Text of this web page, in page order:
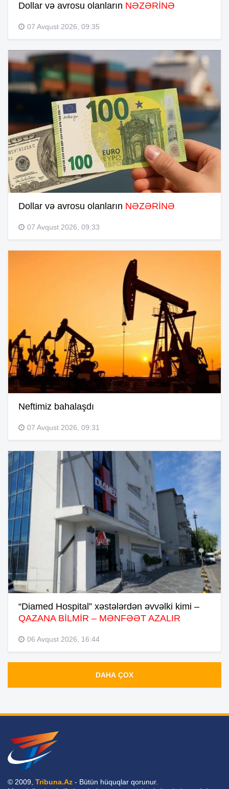
Dollar və avrosu olanların NƏZƏRİNƏ
07 Avqust 2026, 09:35
Dollar və avrosu olanların NƏZƏRİNƏ
07 Avqust 2026, 09:33
Neftimiz bahalaşdı
07 Avqust 2026, 09:31
“Diamed Hospital” xəstələrdən əvvəlki kimi –
QAZANA BİLMİR – MƏNFƏƏT AZALIR
06 Avqust 2026, 16:44
DAHA ÇOX
© 2009, Tribuna.Az - Bütün hüquqlar qorunur.